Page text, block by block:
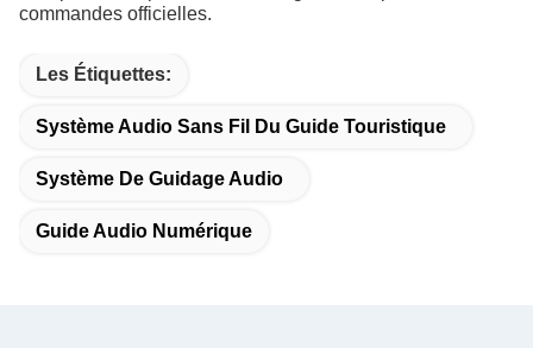
commandes officielles.
Les Étiquettes:
Système Audio Sans Fil Du Guide Touristique
Système De Guidage Audio
Guide Audio Numérique